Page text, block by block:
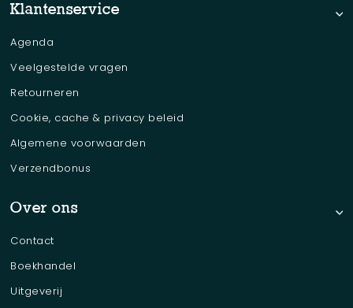
Klantenservice
Agenda
Veelgestelde vragen
Retourneren
Cookie, cache & privacy beleid
Algemene voorwaarden
Verzendbonus
Over ons
Contact
Boekhandel
Uitgeverij